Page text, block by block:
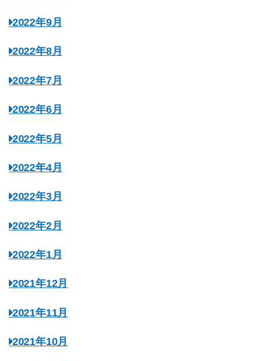
2022年9月
2022年8月
2022年7月
2022年6月
2022年5月
2022年4月
2022年3月
2022年2月
2022年1月
2021年12月
2021年11月
2021年10月